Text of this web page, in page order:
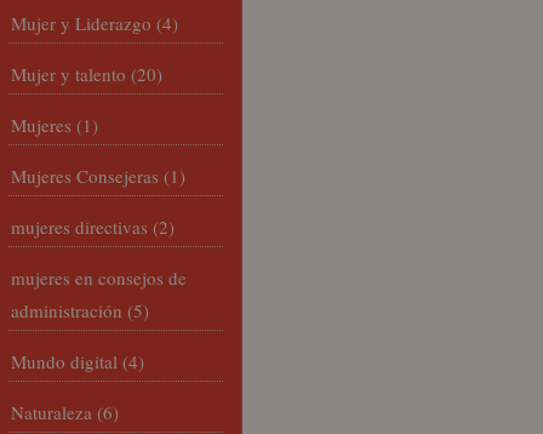
Mujer y Liderazgo (4)
Mujer y talento (20)
Mujeres (1)
Mujeres Consejeras (1)
mujeres directivas (2)
mujeres en consejos de
administración (5)
Mundo digital (4)
Naturaleza (6)